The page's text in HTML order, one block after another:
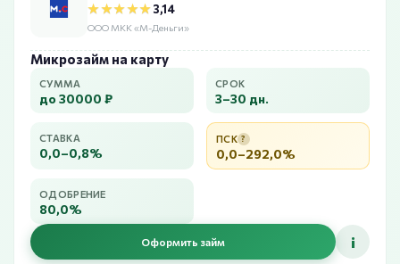
★★★★★
★★★★★3,14
ООО МКК «М-Деньги»
Микрозайм на карту
СУММА
до 30000 ₽
СРОК
3–30 дн.
СТАВКА
0,0–0,8%
ПСК ?
0,0–292,0%
ОДОБРЕНИЕ
80,0%
Оформить займ i